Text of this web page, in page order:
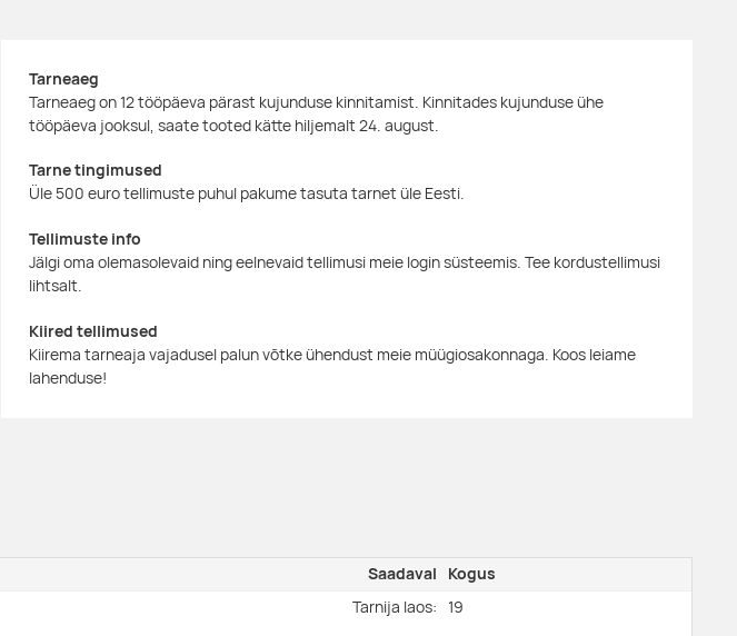
Tarneaeg
Tarneaeg on 12 tööpäeva pärast kujunduse kinnitamist. Kinnitades kujunduse ühe
tööpäeva jooksul, saate tooted kätte hiljemalt 24. august.
Tarne tingimused
Üle 500 euro tellimuste puhul pakume tasuta tarnet üle Eesti.
Tellimuste info
Jälgi oma olemasolevaid ning eelnevaid tellimusi meie login süsteemis. Tee kordustellimusi
lihtsalt.
Kiired tellimused
Kiirema tarneaja vajadusel palun võtke ühendust meie müügiosakonnaga. Koos leiame
lahenduse!
Saadaval Kogus
Tarnija laos: 19